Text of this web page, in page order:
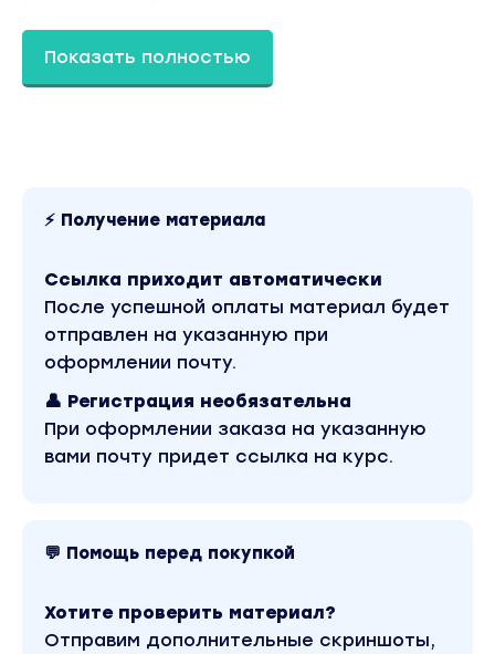
акцент на удобном пользовательском
интерфейсе. Даст базовые знания по
работать с текстом, цветом, композицией,
как создавать коммерческие сайты,
адаптивный дизайн, и многое другое.
Отдельный модуль курса посвящен тому, как
взаимодействовать с заказчиками,
рассчитывать стоимость своих услуг. Эта
полученный навык как основной или
дополнительный вид деятельности.
Информация подается простым языком, все
Показать полностью
⚡ Получение материала
Ссылка приходит автоматически
После успешной оплаты материал будет
отправлен на указанную при
оформлении почту.
👤 Регистрация необязательна
При оформлении заказа на указанную
вами почту придет ссылка на курс.
💬 Помощь перед покупкой
Хотите проверить материал?
Отправим дополнительные скриншоты,